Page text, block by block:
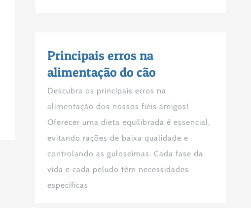
Principais erros na
alimentação do cão
Descubra os principais erros na
alimentação dos nossos fiéis amigos!
Oferecer uma dieta equilibrada é essencial,
evitando rações de baixa qualidade e
controlando as guloseimas. Cada fase da
vida e cada peludo têm necessidades
específicas